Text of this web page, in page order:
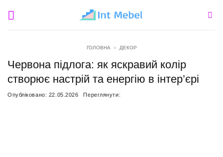
ГОЛОВНА » ДЕКОР
Червона підлога: як яскравий колір
створює настрій та енергію в інтер’єрі
Опубліковано: 22.05.2026 Переглянути: